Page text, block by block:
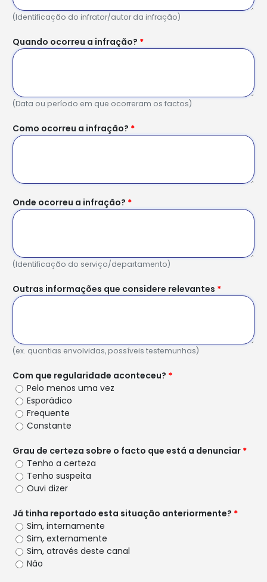
(Identificação do infrator/autor da infração)
Quando ocorreu a infração? *
(Data ou período em que ocorreram os factos)
Como ocorreu a infração? *
Onde ocorreu a infração? *
(Identificação do serviço/departamento)
Outras informações que considere relevantes *
(ex. quantias envolvidas, possíveis testemunhas)
Com que regularidade aconteceu? *
Pelo menos uma vez
Esporádico
Frequente
Constante
Grau de certeza sobre o facto que está a denunciar *
Tenho a certeza
Tenho suspeita
Ouvi dizer
Já tinha reportado esta situação anteriormente? *
Sim, internamente
Sim, externamente
Sim, através deste canal
Não